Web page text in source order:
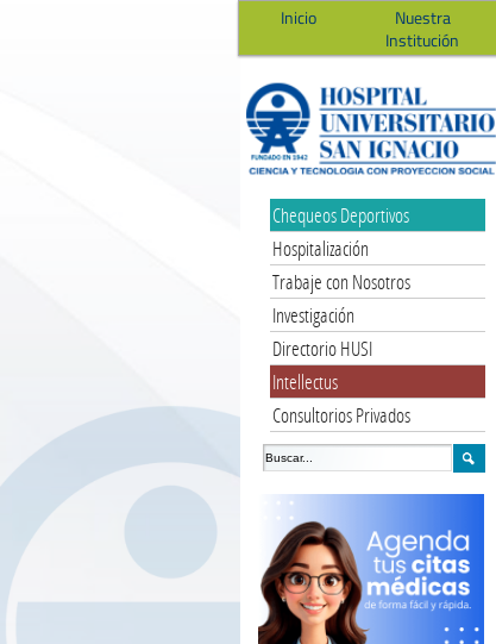
Inicio
Nuestra
Institución
Chequeos Deportivos
Hospitalización
Trabaje con Nosotros
Investigación
Directorio HUSI
Intellectus
Consultorios Privados